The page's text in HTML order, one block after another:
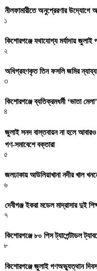
নীলফামারীতে অনুপ্রেরণার উদ্যোগে
১
কিশোরগঞ্জে যথাযোগ্য মর্যাদায়
২
অধিগ্রহণকৃত তিন ফসলি জমির
৩
কিশোরগঞ্জে ব্যতিক্রমধর্মী ‘ভাতা
৪
জুলাই সনদ বাস্তবায়ন না হলে
গণ-সমাবেশে বক্তারা
৫
জলঢাকায় আউলিয়াখানা নদীর খাল
৬
দেবীগঞ্জ ইকরা মডেল মাদ্রাসার দুই
৭
কিশোরগঞ্জে ৮০ পিস ট্যাপেন্টাডল
৮
কিশোরগঞ্জে জুলাই গণঅভ্যুত্থান